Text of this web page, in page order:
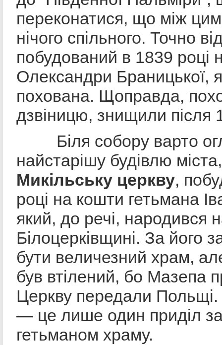
переконатися, що між
нічого спільного. Точно
побудований в 1839 році
Олександри Браницької,
похована. Щоправда,
дзвіницю, знищили після
Біля собору варто
найстарішу будівлю
Микільську церкву,
році на кошти гетьмана
який, до речі, народився
Білоцерківщині. За його
бути величезний храм,
був втілений, бо Мазепа
Церкву передали
— це лише один приділ
гетьманом храму.